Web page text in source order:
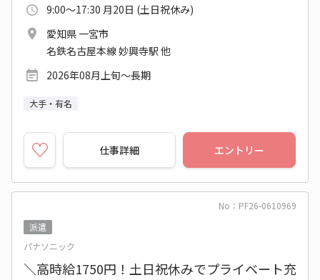
9:00～17:30 月20日 (土日祝休み)
愛知県 一宮市
名鉄名古屋本線 妙興寺駅 他
2026年08月上旬～長期
大手・有名
仕事詳細 エントリー
No：PF26-0610969
派遣
パナソニック
＼高時給1750円！土日祝休みでプライベート充